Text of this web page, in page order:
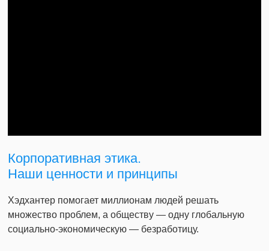
Корпоративная этика.
Наши ценности и принципы
Хэдхантер помогает миллионам людей решать
множество проблем, а обществу — одну глобальную
социально-экономическую — безработицу.